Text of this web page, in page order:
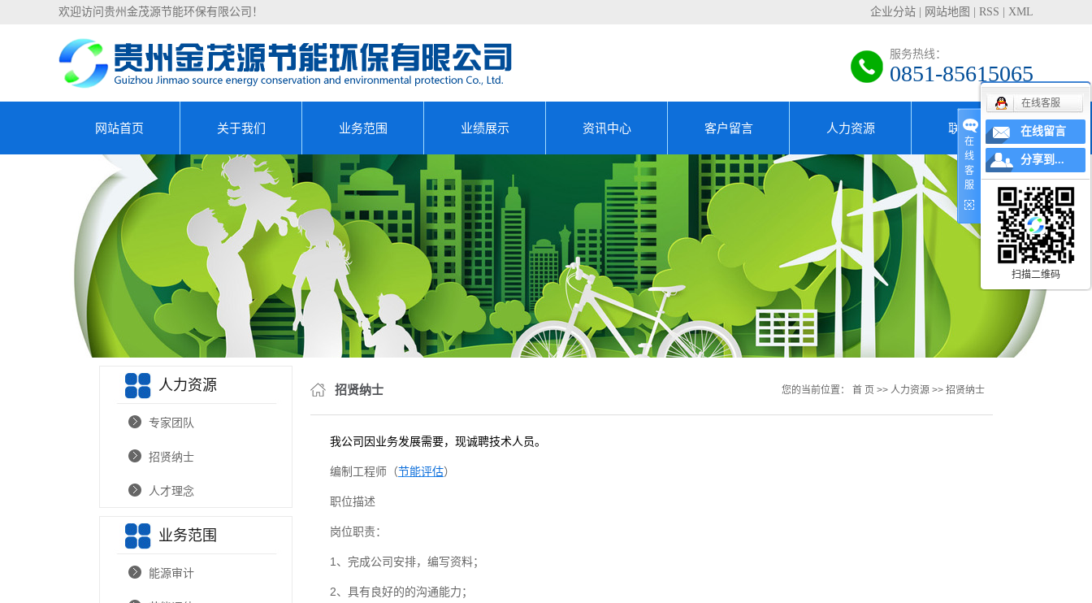
欢迎访问贵州金茂源节能环保有限公司！ 企业分站 网站地图 RSS XML
服务热线：
0851-85615065
网站首页 关于我们
公司简介
资质荣誉
业务范围
能源审计
清洁生产审核
设备能效测试
合同能源管理EMC
可行性研究报告编...
资金申请报告编制
节能报告编制及评...
节能诊断
节能低碳技术改造
节能低碳新产品
新技术和新工艺的...
业绩展示
成功案例
资讯中心
行业动态
政策法规
客户留言 人力资源
专家团队
招贤纳士
人才理念
联系我们
人力资源
专家团队
招贤纳士
人才理念
业务范围
能源审计
招贤纳士 您的当前位置： 首 页 >> 人力资源 >> 招贤纳士
我公司因业务发展需要，现诚聘技术人员。
编制工程师（节能评估）
职位描述
岗位职责：
1、完成公司安排，编写资料；
2、具有良好的的沟通能力；
在
线
客
服
在线客服
在线留言
分享到...
扫描二维码